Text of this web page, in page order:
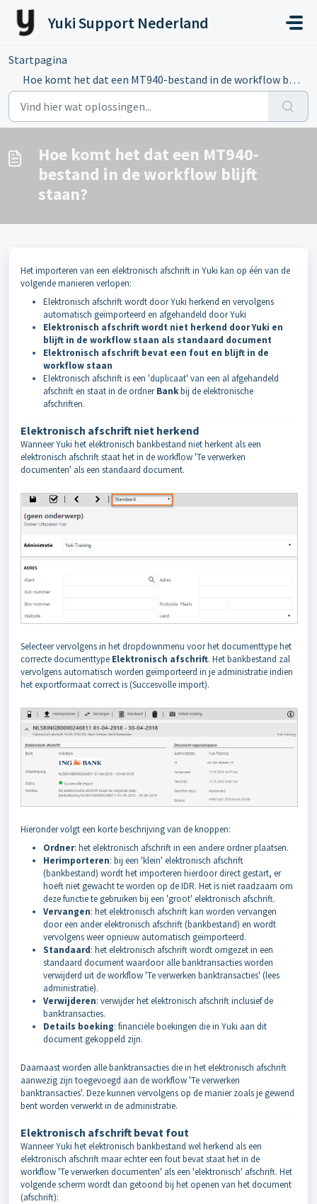
Doorgaan naar hoofdinhoud
Yuki Support Nederland
Startpagina
Hoe komt het dat een MT940-bestand in de workflow blijft ...
Hoe komt het dat een MT940-
bestand in de workflow blijft
staan?
Het importeren van een elektronisch afschrift in Yuki kan op één van de
volgende manieren verlopen:
Elektronisch afschrift wordt door Yuki herkend en vervolgens
automatisch geïmporteerd en afgehandeld door Yuki
Elektronisch afschrift wordt niet herkend door Yuki en
blijft in de workflow staan als standaard document
Elektronisch afschrift bevat een fout en blijft in de
workflow staan
Elektronisch afschrift is een 'duplicaat' van een al afgehandeld
afschrift en staat in de ordnerBankbij de elektronische
afschriften.
Elektronisch afschrift niet herkend
Wanneer Yuki het elektronisch bankbestand niet herkent als een
elektronisch afschrift staat het in de workflow 'Te verwerken
documenten' als een standaard document.
Selecteer vervolgens in het dropdownmenu voor het documenttype het
correcte documenttype Elektronisch afschrift. Het bankbestand zal
vervolgens automatisch worden geïmporteerd in je administratie indien
het exportformaat correct is (Succesvolle import).
Hieronder volgt een korte beschrijving van de knoppen:
Ordner: het elektronisch afschrift in een andere ordner plaatsen.
Herimporteren: bij een 'klein' elektronisch afschrift
(bankbestand) wordt het importeren hierdoor direct gestart, er
hoeft niet gewacht te worden op de IDR. Het is niet raadzaam om
deze functie te gebruiken bij een 'groot' elektronisch afschrift.
Vervangen: het elektronisch afschrift kan worden vervangen
door een ander elektronisch afschrift (bankbestand) en wordt
vervolgens weer opnieuw automatisch geïmporteerd.
Standaard: het elektronisch afschrift wordt omgezet in een
standaard document waardoor alle banktransacties worden
verwijderd uit de workflow 'Te verwerken banktransacties' (lees
administratie).
Verwijderen: verwijder het elektronisch afschrift inclusief de
banktransacties.
Details boeking: financiële boekingen die in Yuki aan dit
document gekoppeld zijn.
Daarnaast worden alle banktransacties die in het elektronisch afschrift
aanwezig zijn toegevoegd aan de workflow 'Te verwerken
banktransacties'. Deze kunnen vervolgens op de manier zoals je gewend
bent worden verwerkt in de administratie.
Elektronisch afschrift bevat fout
Wanneer Yuki het elektronisch bankbestand wel herkend als een
elektronisch afschrift maar echter een fout bevat staat het in de
workflow 'Te verwerken documenten' als een 'elektronisch' afschrift. Het
volgende scherm wordt dan getoond bij het openen van het document
(afschrift):